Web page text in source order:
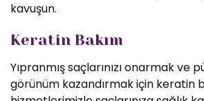
kavuşun.
Keratin Bakım
Yıpranmış saçlarınızı onarmak ve
görünüm kazandırmak için keratin